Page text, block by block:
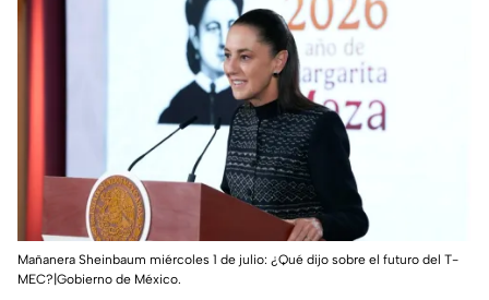
Mañanera Sheinbaum miércoles 1 de julio: ¿Qué dijo sobre el futuro del T-
MEC?|Gobierno de México.